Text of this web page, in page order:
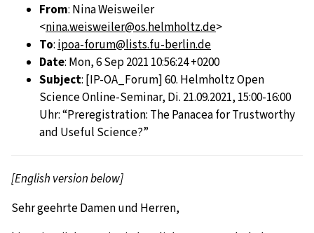
From: Nina Weisweiler
<nina.weisweiler@os.helmholtz.de>
To: ipoa-forum@lists.fu-berlin.de
Date: Mon, 6 Sep 2021 10:56:24 +0200
Subject: [IP-OA_Forum] 60. Helmholtz Open
Science Online-Seminar, Di. 21.09.2021, 15:00-16:00
Uhr: “Preregistration: The Panacea for Trustworthy
and Useful Science?”
[English version below]
Sehr geehrte Damen und Herren,